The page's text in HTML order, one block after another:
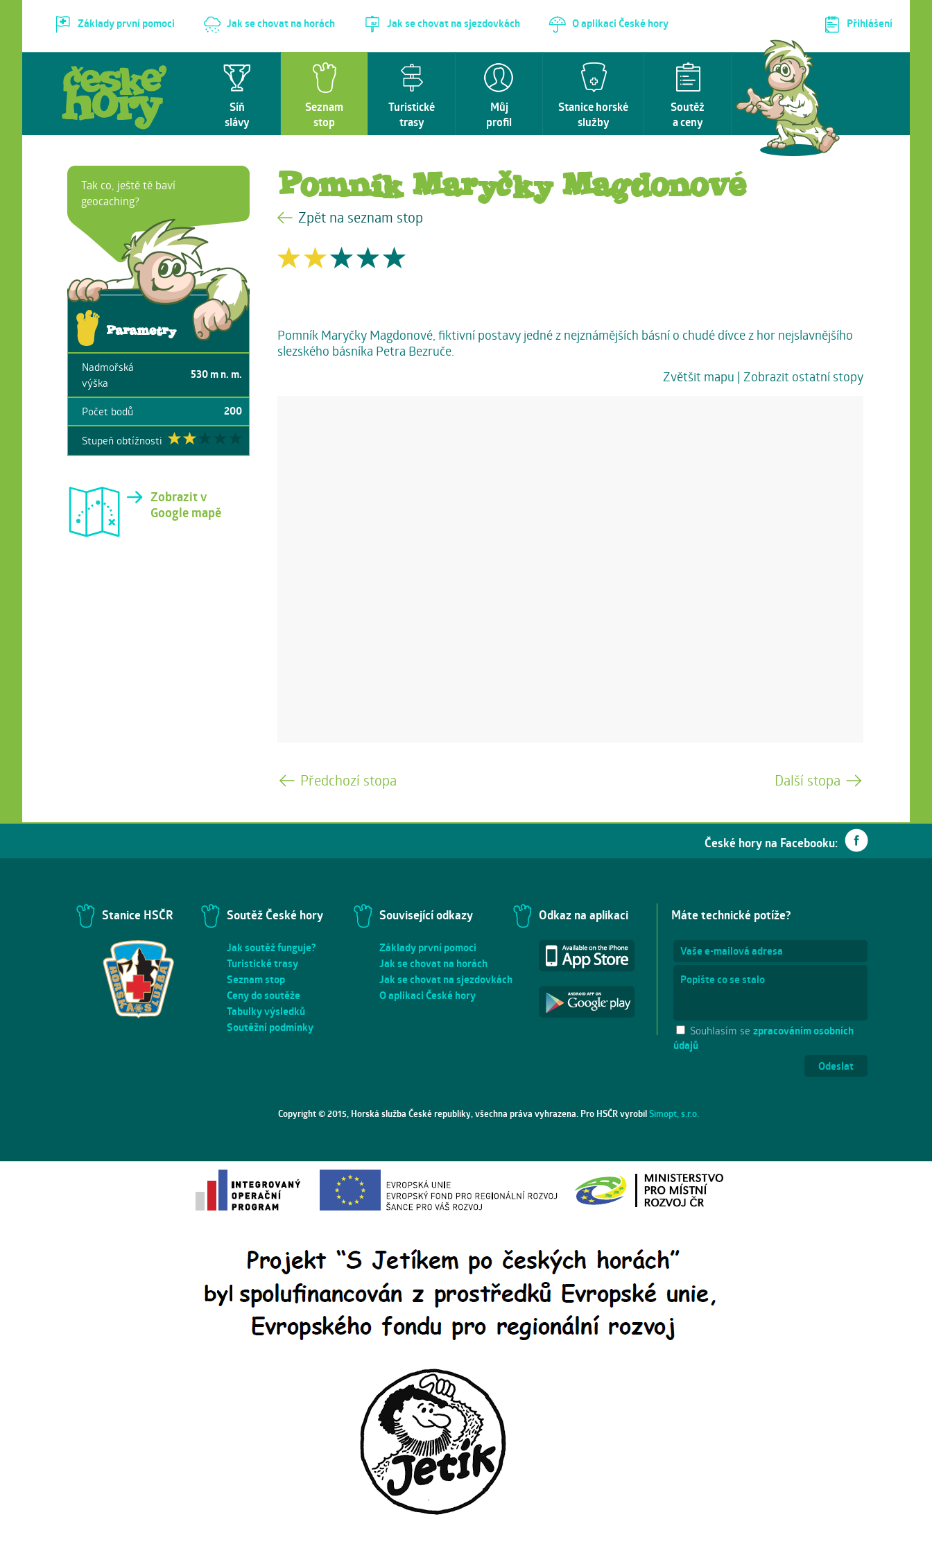
Základy první pomoci Jak se chovat na horách Jak se chovat na sjezdovkách O aplikaci České hory Přihlášení
Síň
slávy
Seznam
stop
Turistické
trasy
Můj
profil
Stanice horské
služby
Soutěž
a ceny
Tak co, ještě tě baví
geocaching?
Parametry
Nadmořská
výška
530 m n. m.
Počet bodů 200
Stupeň obtížnosti
Zobrazit v
Google mapě
Pomník Maryčky Magdonové
Zpět na seznam stop
Pomník Maryčky Magdonové, fiktivní postavy jedné z nejznámějších básní o chudé dívce z hor nejslavnějšího
slezského básníka Petra Bezruče.
Zvětšit mapu | Zobrazit ostatní stopy
Předchozí stopa Další stopa
České hory na Facebooku:
Stanice HSČR Soutěž České hory
Jak soutěž funguje?
Turistické trasy
Seznam stop
Ceny do soutěže
Tabulky výsledků
Soutěžní podmínky
Související odkazy
Základy první pomoci
Jak se chovat na horách
Jak se chovat na sjezdovkách
O aplikaci České hory
Odkaz na aplikaci Máte technické potíže?
Souhlasím se zpracováním osobních
údajů
Copyright © 2015, Horská služba České republiky, všechna práva vyhrazena. Pro HSČR vyrobilSimopt, s.r.o.